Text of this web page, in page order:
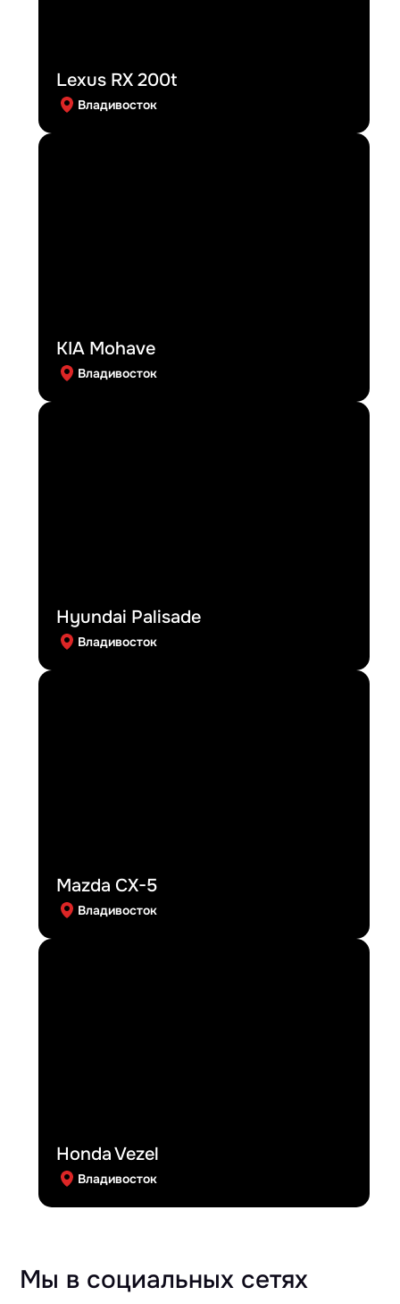
Lexus RX 200t
Владивосток
KIA Mohave
Владивосток
Hyundai Palisade
Владивосток
Mazda CX-5
Владивосток
Honda Vezel
Владивосток
Мы в социальных сетях